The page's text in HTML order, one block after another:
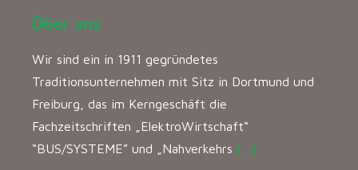
Über uns
Wir sind ein in 1911 gegründetes
Traditionsunternehmen mit Sitz in Dortmund und
Freiburg, das im Kerngeschäft die
Fachzeitschriften „ElektroWirtschaft“
“BUS/SYSTEME” und „Nahverkehrs […]